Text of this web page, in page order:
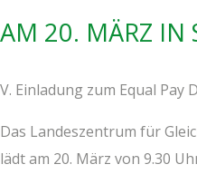
AM 20. MÄRZ IN
V. Ein­la­dung zum Equal Pay
Das Lan­des­zen­trum für
lädt am 20. März von 9.30